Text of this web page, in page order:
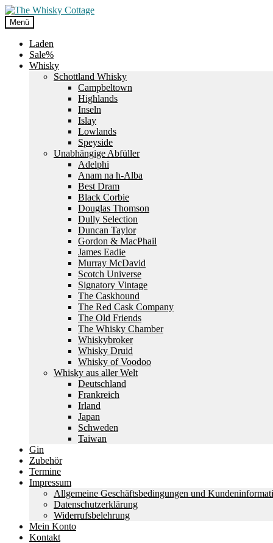
Zur
Navigation
springen
Zum
Inhalt
springen
Menü
Laden
Sale%
Whisky
Schottland Whisky
Campbeltown
Highlands
Inseln
Islay
Lowlands
Speyside
Unabhängige Abfüller
Adelphi
Anam na h-Alba
Best Dram
Black Corbie
Douglas Thomson
Dully Selection
Duncan Taylor
Gordon & MacPhail
James Eadie
Murray McDavid
Scotch Universe
Signatory Vintage
The Caskhound
The Red Cask Company
The Old Friends
The Whisky Chamber
Whiskybroker
Whisky Druid
Whisky of Voodoo
Whisky aus aller Welt
Deutschland
Frankreich
Irland
Japan
Schweden
Taiwan
Gin
Zubehör
Termine
Impressum
Allgemeine Geschäftsbedingungen und
Datenschutzerklärung
Widerrufsbelehrung
Mein Konto
Kontakt